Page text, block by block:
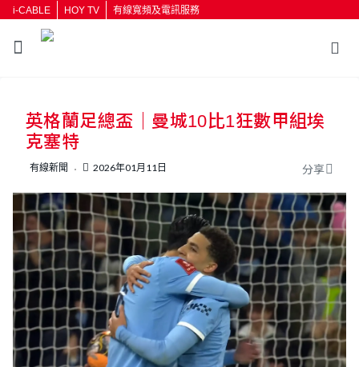
i-CABLE HOY TV 有線寬頻及電訊服務
英格蘭足總盃｜曼城10比1狂數甲組埃
克塞特
有線新聞 2026年01月11日 分享